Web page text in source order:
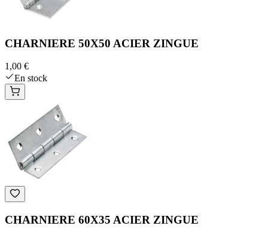
CHARNIERE 50X50 ACIER ZINGUE
1,00 €
En stock
CHARNIERE 60X35 ACIER ZINGUE